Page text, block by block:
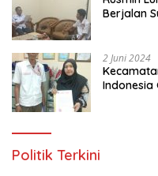
Berjalan
2 Juni 2024
Indonesia
Politik Terkini